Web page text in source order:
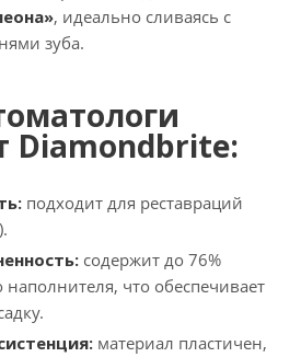
, идеально сливаясь с
зуба.
Diamondbrite:
подходит для реставраций
содержит до 76%
наполнителя, что обеспечивает
материал пластичен,